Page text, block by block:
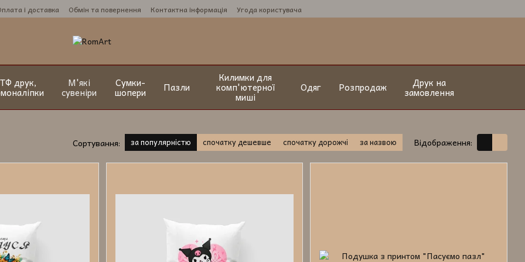
і доставка Обмін та повернення Контактна інформація Угода користувача
друк, М'які
сувеніри
Сумки-
шопери Пазли
Килимки для
комп'ютерної
миші
Одяг Розпродаж Друк на
замовлення
Сортування: за популярністю спочатку дешевше спочатку дорожчі за назвою Відображення: